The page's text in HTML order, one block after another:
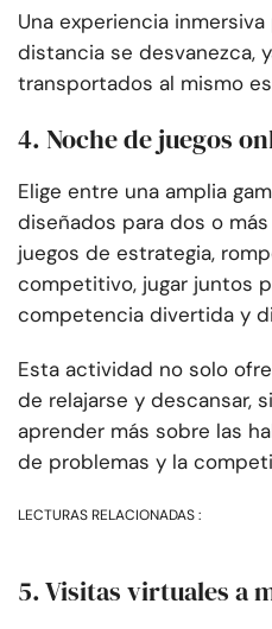
Una experiencia
distancia se desvanezca,
transportados al mismo
4. Noche de juegos
Elige entre una amplia
diseñados para dos o más
juegos de estrategia,
competitivo, jugar juntos
competencia divertida y
Esta actividad no solo
de relajarse y descansar,
aprender más sobre las
de problemas y la
LECTURAS RELACIONADAS :
5. Visitas virtuales a